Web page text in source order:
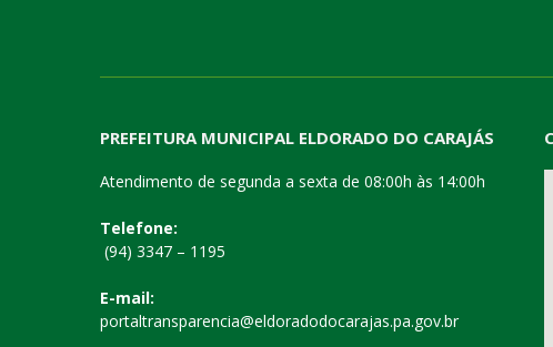
PREFEITURA MUNICIPAL ELDORADO DO CARAJÁS
Atendimento de segunda a sexta de 08:00h às 14:00h
Telefone:
(94) 3347 – 1195
E-mail:
portaltransparencia@eldoradodocarajas.pa.gov.br